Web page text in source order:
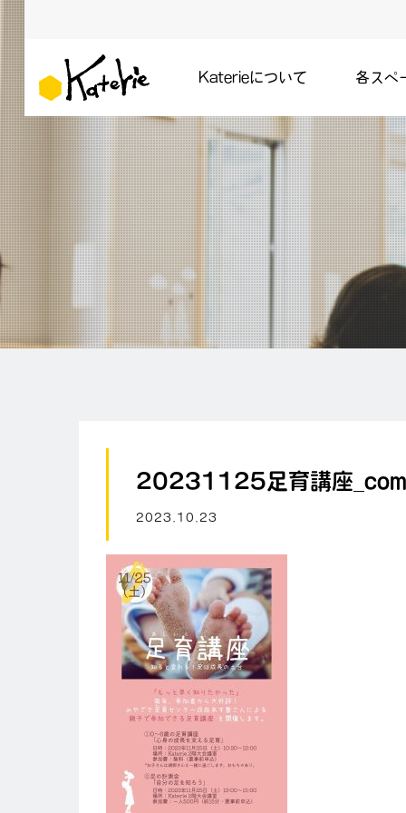
Katerieについて 各スペ
20231125足育講座
2023.10.23